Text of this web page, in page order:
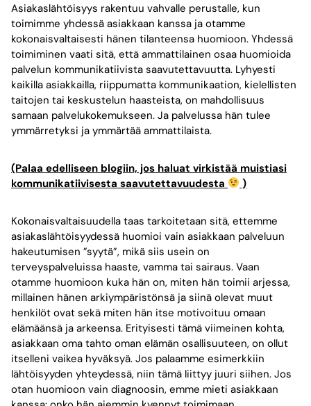
Asiakaslähtöisyys rakentuu vahvalle perustalle, kun
toimimme yhdessä asiakkaan kanssa ja otamme
kokonaisvaltaisesti hänen tilanteensa huomioon. Yhdessä
toimiminen vaati sitä, että ammattilainen osaa huomioida
palvelun kommunikatiivista saavutettavuutta. Lyhyesti
kaikilla asiakkailla, riippumatta kommunikaation, kielellisten
taitojen tai keskustelun haasteista, on mahdollisuus
samaan palvelukokemukseen. Ja palvelussa hän tulee
ymmärretyksi ja ymmärtää ammattilaista.
(Palaa edelliseen blogiin, jos haluat virkistää muistiasi
kommunikatiivisesta saavutettavuudesta
)
Kokonaisvaltaisuudella taas tarkoitetaan sitä, ettemme
asiakaslähtöisyydessä huomioi vain asiakkaan palveluun
hakeutumisen ”syytä”, mikä siis usein on
terveyspalveluissa haaste, vamma tai sairaus. Vaan
otamme huomioon kuka hän on, miten hän toimii arjessa,
millainen hänen arkiympäristönsä ja siinä olevat muut
henkilöt ovat sekä miten hän itse motivoituu omaan
elämäänsä ja arkeensa. Erityisesti tämä viimeinen kohta,
asiakkaan oma tahto oman elämän osallisuuteen, on ollut
itselleni vaikea hyväksyä. Jos palaamme esimerkkiin
lähtöisyyden yhteydessä, niin tämä liittyy juuri siihen. Jos
otan huomioon vain diagnoosin, emme mieti asiakkaan